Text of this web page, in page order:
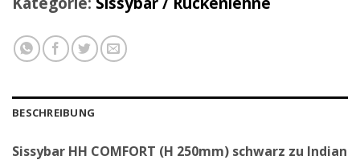
BESCHREIBUNG
Sissybar HH COMFORT (H 250mm) schwarz zu Indian